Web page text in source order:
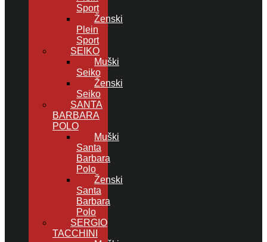
Sport
Ženski
Plein
Sport
SEIKO
Muški
Seiko
Ženski
Seiko
SANTA
BARBARA
POLO
Muški
Santa
Barbara
Polo
Ženski
Santa
Barbara
Polo
SERGIO
TACCHINI